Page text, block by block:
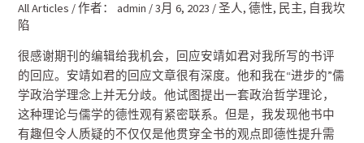
All Articles / 作者： admin /3月 6, 2023 /圣人,德性, 民主, 自我坎
陷
很感谢期刊的编辑给我机会，回应安靖如君对我所写的书评
的回应。安靖如君的回应文章很有深度。他和我在“进步的”儒
学政治学理念上并无分歧。他试图提出一套政治哲学理论，
这种理论与儒学的德性观有紧密联系。但是，我发现他书中
有趣但令人质疑的不仅仅是他贯穿全书的观点即德性提升需